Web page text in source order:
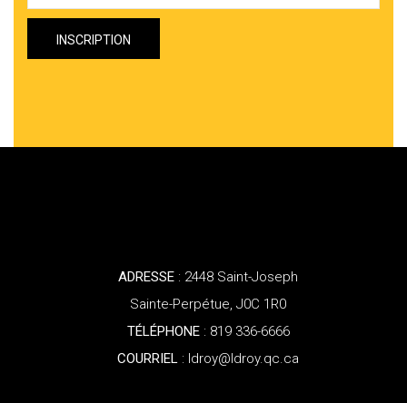
ADRESSE : 2448 Saint-Joseph
Sainte-Perpétue, J0C 1R0
TÉLÉPHONE: 819 336-6666
COURRIEL : ldroy@ldroy.qc.ca